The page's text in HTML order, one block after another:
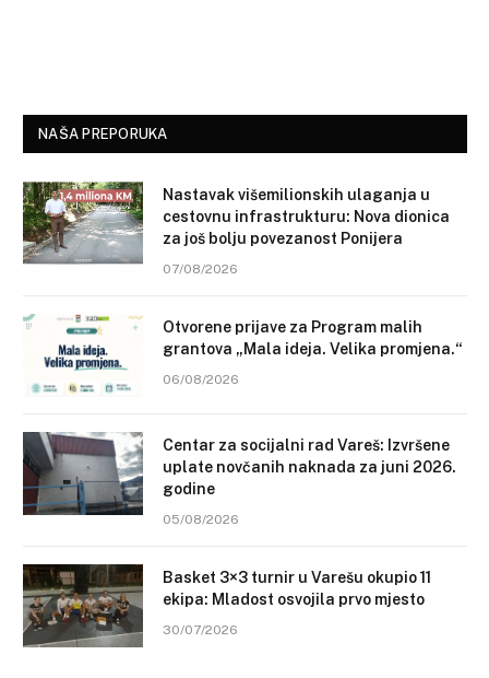
NAŠA PREPORUKA
Nastavak višemilionskih ulaganja u
cestovnu infrastrukturu: Nova dionica
za još bolju povezanost Ponijera
07/08/2026
Otvorene prijave za Program malih
grantova „Mala ideja. Velika promjena.“
06/08/2026
Centar za socijalni rad Vareš: Izvršene
uplate novčanih naknada za juni 2026.
godine
05/08/2026
Basket 3×3 turnir u Varešu okupio 11
ekipa: Mladost osvojila prvo mjesto
30/07/2026